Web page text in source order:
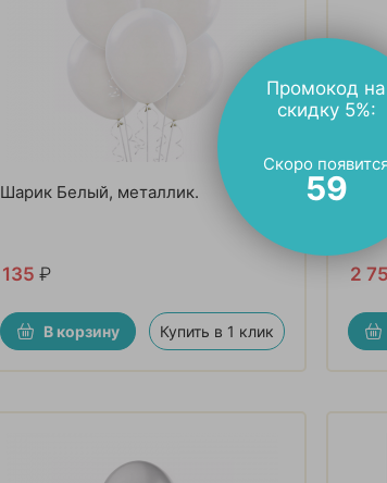
Шарик Белый, металлик.
135 ₽
В корзину Купить в 1 клик
2
Промокод на
скидку 5%:
Скоро
57